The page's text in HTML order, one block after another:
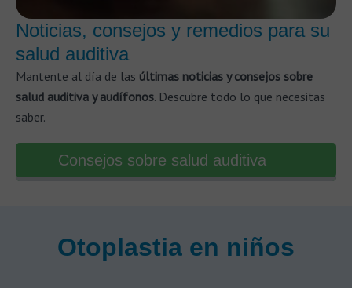
Noticias, consejos y remedios para su
salud auditiva
Mantente al día de las últimas noticias y consejos sobre
salud auditiva y audífonos. Descubre todo lo que necesitas
saber.
Consejos sobre salud auditiva
Otoplastia en niños